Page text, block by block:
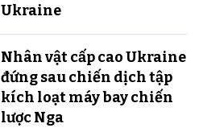
Ukraine
Nhân vật cấp cao Ukraine
đứng sau chiến dịch tập
kích loạt máy bay chiến
lược Nga